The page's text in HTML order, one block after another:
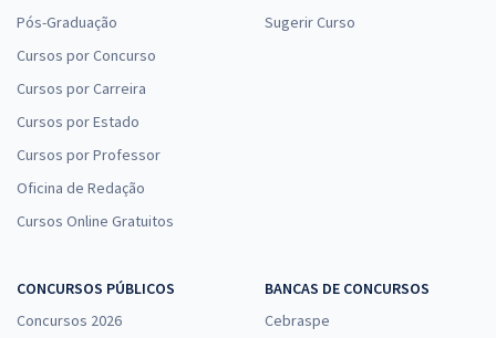
Pós-Graduação
Cursos por Concurso
Cursos por Carreira
Cursos por Estado
Cursos por Professor
Oficina de Redação
Cursos Online Gratuitos
Sugerir Curso
CONCURSOS PÚBLICOS
Concursos 2026
BANCAS DE CONCURSOS
Cebraspe